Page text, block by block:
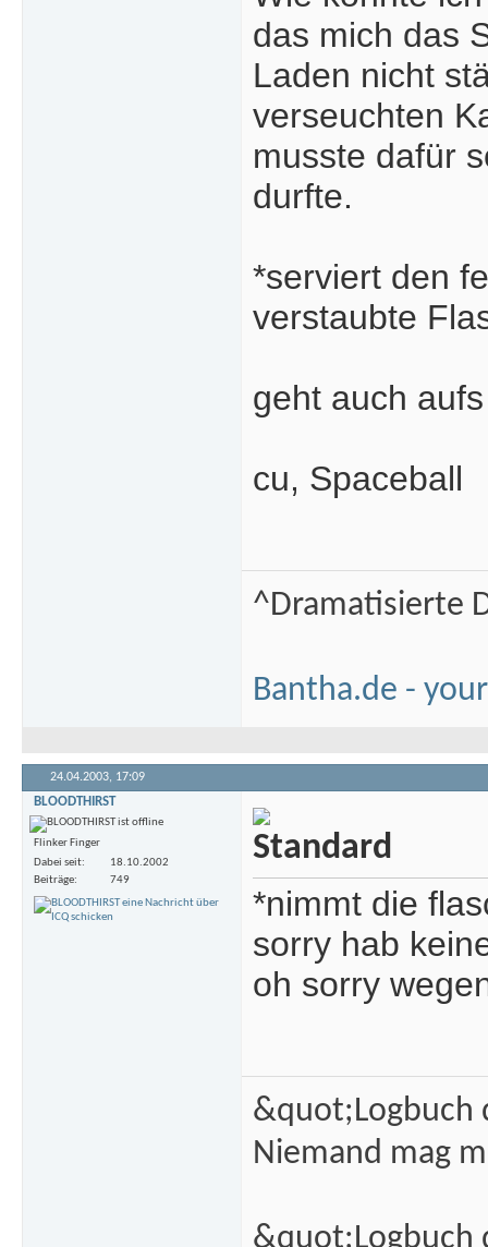
das mich das
Laden nicht
verseuchten
musste dafür
durfte.
*serviert den
verstaubte
geht auch
cu, Spaceball
^Dramatisierte
Bantha.de -
24.04.2003, 17:09
BLOODTHIRST
Flinker Finger
Dabei seit
18.10.2002
Beiträge
749
*nimmt die
sorry hab
oh sorry
&quot;Logbuch
Niemand mag
&quot;Logbuch